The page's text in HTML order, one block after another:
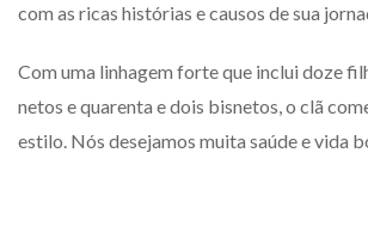
com as ricas histórias e causos de sua
Com uma linhagem forte que inclui doze
netos e quarenta e dois bisnetos, o clã
estilo. Nós desejamos muita saúde e vida